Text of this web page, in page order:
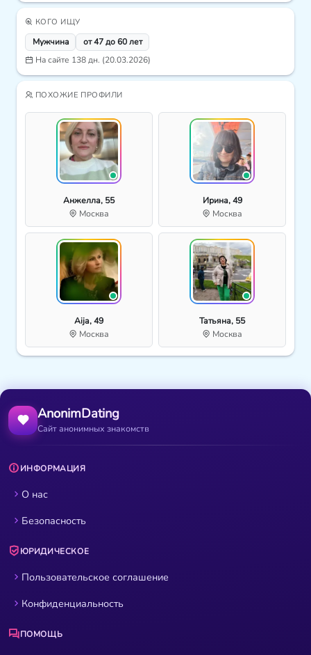
КОГО ИЩУ
Мужчина
от 47 до 60 лет
На сайте 138 дн. (20.03.2026)
ПОХОЖИЕ ПРОФИЛИ
Анжелла, 55
Москва
Ирина, 49
Москва
Aija, 49
Москва
Татьяна, 55
Москва
AnonimDating
Сайт анонимных знакомств
ИНФОРМАЦИЯ
О нас
Безопасность
ЮРИДИЧЕСКОЕ
Пользовательское соглашение
Конфиденциальность
ПОМОЩЬ